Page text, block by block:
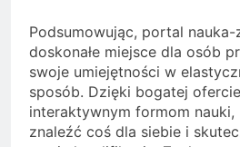
Podsumowując, portal
doskonałe miejsce dla osób
swoje umiejętności w
sposób. Dzięki bogatej
interaktywnym formom
znaleźć coś dla siebie i